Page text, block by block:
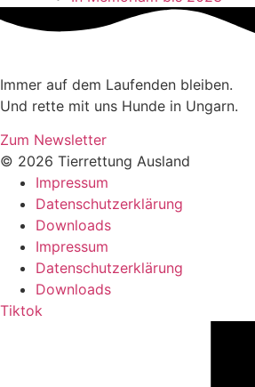
Immer auf dem Laufenden bleiben.
Und rette mit uns Hunde in Ungarn.
Zum Newsletter
© 2026 Tierrettung Ausland
Impressum
Datenschutzerklärung
Downloads
Impressum
Datenschutzerklärung
Downloads
Tiktok